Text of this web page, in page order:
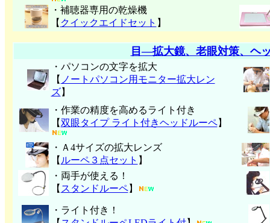
・補聴器専用の乾燥機
【 クイックエイドセット 】
目―拡大鏡、老眼対策、ヘ
・パソコンの文字を拡大
【 ノートパソコン用モニター拡大レン
ズ】
・作業の精度を高めるライト付き
【双眼タイプ ライト付きヘッドルーペ】
・Ａ4サイズの拡大レンズ
【 ルーペ３点セット 】
・両手が使える！
【 スタンドルーペ】
・ライト付き！